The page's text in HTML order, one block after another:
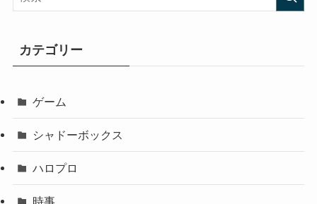
カテゴリー
ゲーム
シャドーボックス
ハロプロ
時事